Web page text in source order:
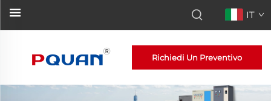
IT
Richiedi Un Preventivo